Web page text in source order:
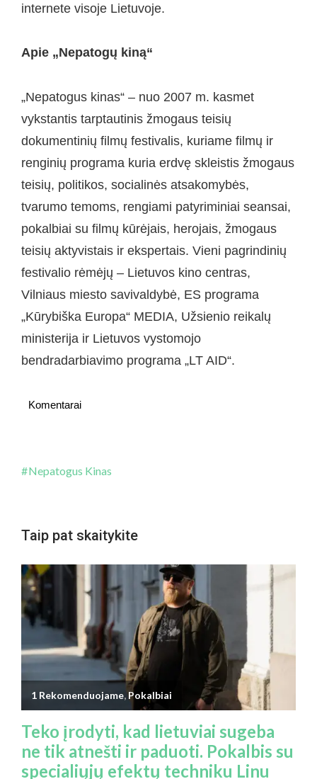
internete visoje Lietuvoje.
Apie „Nepatogų kiną“
„Nepatogus kinas“ – nuo 2007 m. kasmet
vykstantis tarptautinis žmogaus teisių
dokumentinių filmų festivalis, kuriame filmų ir
renginių programa kuria erdvę skleistis žmogaus
teisių, politikos, socialinės atsakomybės,
tvarumo temoms, rengiami patyriminiai seansai,
pokalbiai su filmų kūrėjais, herojais, žmogaus
teisių aktyvistais ir ekspertais. Vieni pagrindinių
festivalio rėmėjų – Lietuvos kino centras,
Vilniaus miesto savivaldybė, ES programa
„Kūrybiška Europa“ MEDIA, Užsienio reikalų
ministerija ir Lietuvos vystomojo
bendradarbiavimo programa „LT AID“.
Komentarai
Nepatogus Kinas
Taip pat skaitykite